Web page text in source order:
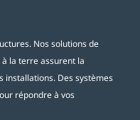
Nos solutions de
la terre assurent la
installations. Des systèmes
répondre à vos